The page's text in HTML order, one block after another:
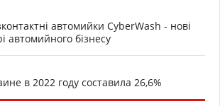
автомийки CyberWash - нові
автомийного бізнесу
в 2022 году составила 26,6%